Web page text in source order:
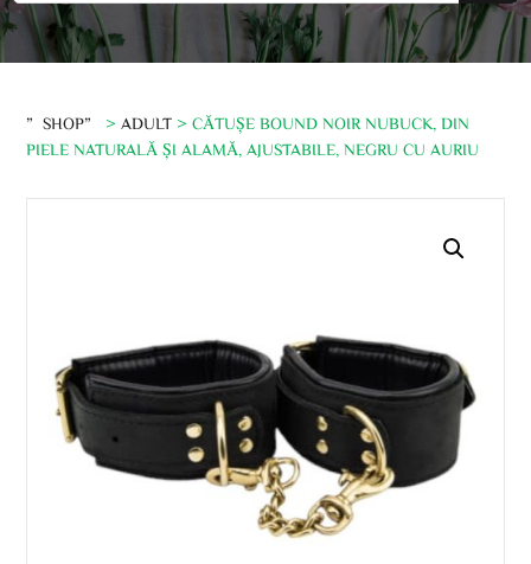
”SHOP” > ADULT > CĂTUȘE BOUND NOIR NUBUCK, DIN
PIELE NATURALĂ ȘI ALAMĂ, AJUSTABILE, NEGRU CU AURIU